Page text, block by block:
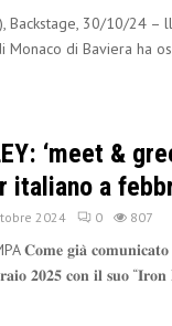
Backstage, 30/10/24 –
Monaco di Baviera ha
‘meet &
italiano a
2024 0 807
𝐂𝐨𝐦𝐞 𝐠𝐢𝐚̀ 𝐜𝐨𝐦𝐮𝐧𝐢𝐜𝐚𝐭𝐨
𝟐𝟎𝟐𝟓 𝐜𝐨𝐧 𝐢𝐥 𝐬𝐮𝐨